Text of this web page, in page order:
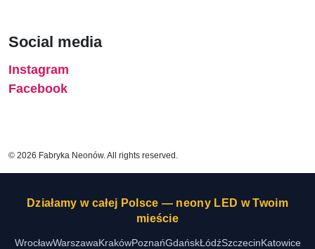
Social media
Instagram
Facebook
© 2026 Fabryka Neonów. All rights reserved.
Działamy w całej Polsce — neony LED w Twoim
mieście
WrocławWarszawaKrakówPoznańGdańskŁódźSzczecinKatowice